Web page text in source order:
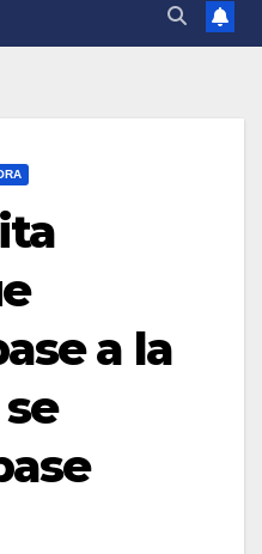
a la